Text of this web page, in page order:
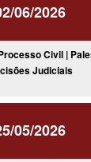
06/2026
Civil |
Judiciais
05/2026